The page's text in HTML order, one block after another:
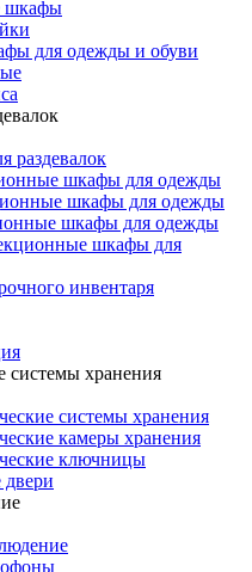
шкафы
для одежды и обуви
раздевалок
шкафы для одежды
шкафы для одежды
шкафы для одежды
шкафы для
инвентаря
системы хранения
системы хранения
камеры хранения
ключницы